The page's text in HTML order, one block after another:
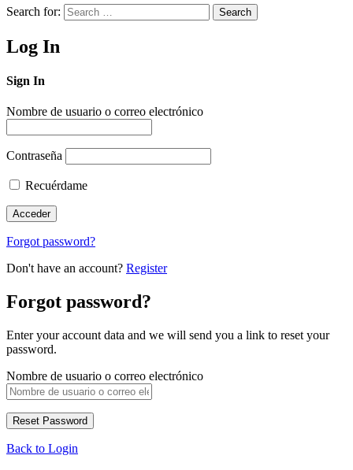
Search for: Search
Log In
Sign In
Nombre de usuario o correo electrónico
Contraseña
Recuérdame
Forgot password?
Don't have an account? Register
Forgot password?
Enter your account data and we will send you a link to reset your
password.
Nombre de usuario o correo electrónico
Back to Login